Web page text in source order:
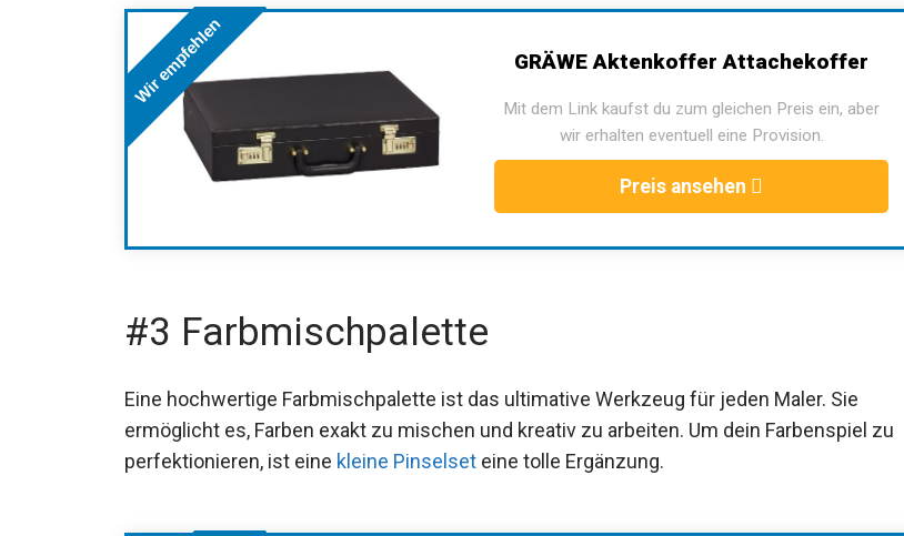
Wir empfehlen GRÄWE Aktenkoffer Attachekoffer
Mit dem Link kaufst du zum gleichen Preis ein, aber
wir erhalten eventuell eine Provision.
Preis ansehen
#3 Farbmischpalette
Eine hochwertige Farbmischpalette ist das ultimative Werkzeug für jeden Maler. Sie
ermöglicht es, Farben exakt zu mischen und kreativ zu arbeiten. Um dein Farbenspiel zu
perfektionieren, ist eine kleine Pinselset eine tolle Ergänzung.